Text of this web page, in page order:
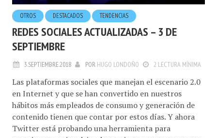
OTROS DESTACADOS TENDENCIAS
REDES SOCIALES ACTUALIZADAS – 3 DE
SEPTIEMBRE
3.SEPTIEMBRE.2018 POR HUGO LONDOÑO 2 LECTURA MÍNIMA
Las plataformas sociales que manejan el escenario 2.0
en Internet y que se han convertido en nuestros
hábitos más empleados de consumo y generación de
contenido tienen que contar por estos días. Y ahora
Twitter está probando una herramienta para